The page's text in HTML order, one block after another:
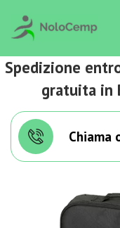
Spedizione
gratuita in
Chiama